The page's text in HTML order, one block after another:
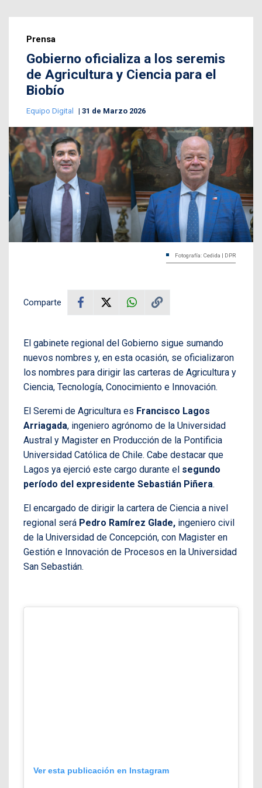
Prensa
Gobierno oficializa a los seremis
de Agricultura y Ciencia para el
Biobío
Equipo Digital 31 de Marzo 2026
Fotografía: Cedida | DPR
Comparte
El gabinete regional del Gobierno sigue sumando
nuevos nombres y, en esta ocasión, se oficializaron
los nombres para dirigir las carteras de Agricultura y
Ciencia, Tecnología, Conocimiento e Innovación.
El Seremi de Agricultura es Francisco Lagos
Arriagada, ingeniero agrónomo de la Universidad
Austral y Magister en Producción de la Pontificia
Universidad Católica de Chile. Cabe destacar que
Lagos ya ejerció este cargo durante el segundo
período del expresidente Sebastián Piñera.
El encargado de dirigir la cartera de Ciencia a nivel
regional será Pedro Ramírez Glade, ingeniero civil
de la Universidad de Concepción, con Magister en
Gestión e Innovación de Procesos en la Universidad
San Sebastián.
Ver esta publicación en Instagram